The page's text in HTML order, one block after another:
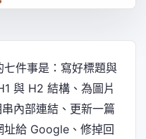
件事是：寫好標題與
與 H2 結構、為圖片
內部連結、更新一篇
址給 Google、修掉回